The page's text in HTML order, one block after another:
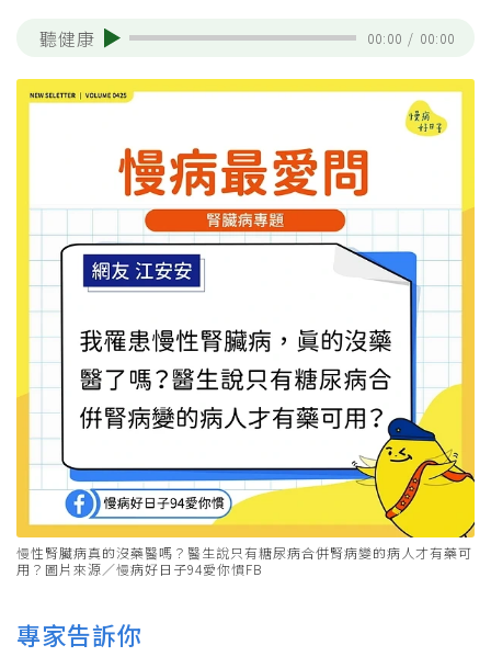
聽健康 00:00 / 00:00
慢性腎臟病真的沒藥醫嗎？醫生說只有糖尿病合併腎病變的病人才有藥可
用？圖片來源／慢病好日子94愛你慣FB
專家告訴你